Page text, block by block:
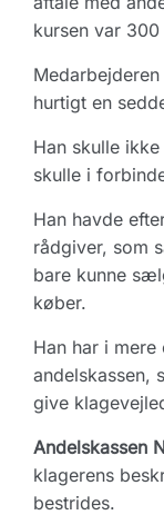
kursen var
hurtigt en
Han skulle
skulle i
Han havde
rådgiver, som
bare kunne
køber.
Han har i
andelskassen,
give
Andelskassen
klagerens
bestrides.